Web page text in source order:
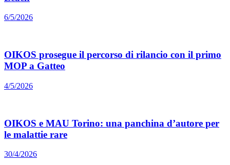
6/5/2026
OIKOS prosegue il percorso di rilancio con il primo
MOP a Gatteo
4/5/2026
OIKOS e MAU Torino: una panchina d’autore per
le malattie rare
30/4/2026